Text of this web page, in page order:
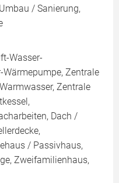
/ Sanierung,
Wasser-
Wärmepumpe, Zentrale
Zentrale
Dach /
/ Passivhaus,
Zweifamilienhaus,